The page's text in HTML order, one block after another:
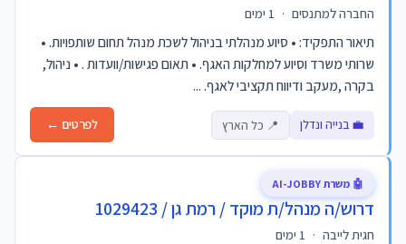
החברה למתנסים ·
תיאור התפקיד: • סיוע מנהלתי בניהול לשכת מנהל תחום שותפויות. •
שרותי משרד וסיוע למחלקות האגף. • תאום פגישות/וועדות . • ניהול,
בקרה ,מעקב ודיווח תקציבי לאגף. ...
💼 בנייה ונדלן 📍 כל הארץ לפרטים ←
דרוש/ה מנהל/ת מוקד / רמת גן / 1029423
חגית לייבה ·
🤖 משרת AI-JOBBY